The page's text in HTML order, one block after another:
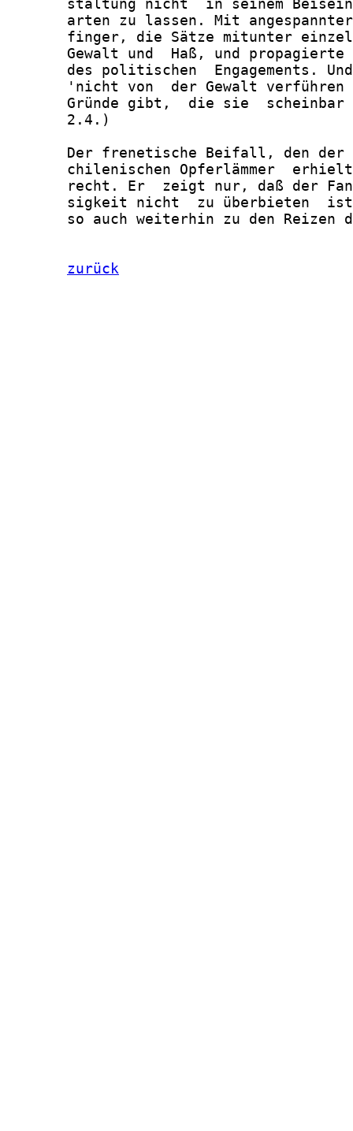
staltung nicht  in seinem
arten zu lassen. Mit
finger, die Sätze mitunter
Gewalt und  Haß, und
des politischen  Engagements.
'nicht von  der Gewalt
Gründe gibt,  die sie
       2.4.)
Der frenetische Beifall, den
chilenischen Opferlämmer
recht. Er  zeigt nur, daß der
sigkeit nicht  zu überbieten
so auch weiterhin zu den Reizen
zurück